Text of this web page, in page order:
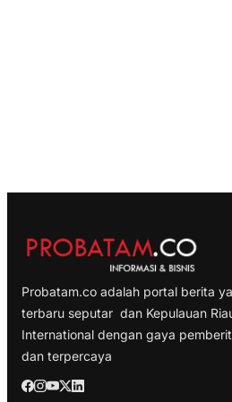
Probatam.co adalah portal berita
terbaru seputar dan Kepulauan
International dengan gaya
dan terpercaya